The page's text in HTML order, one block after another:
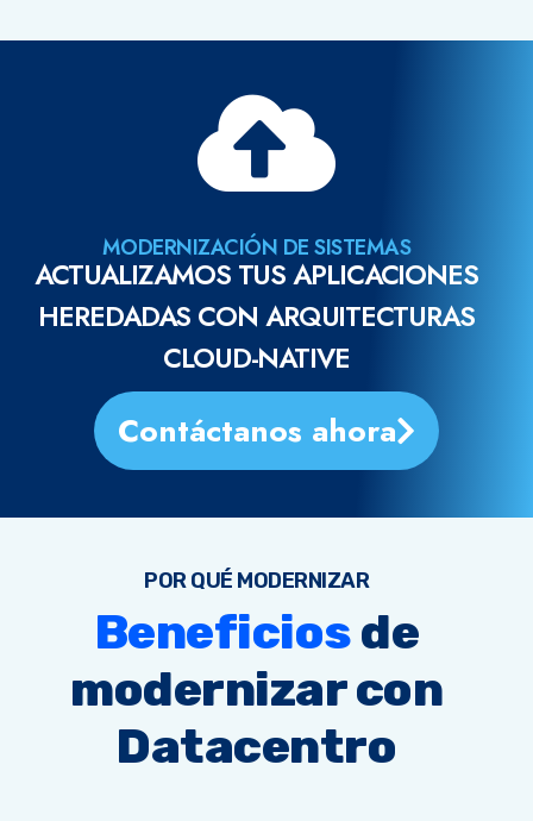
MODERNIZACIÓN DE SISTEMAS
ACTUALIZAMOS TUS APLICACIONES
HEREDADAS CON ARQUITECTURAS
CLOUD-NATIVE
Contáctanos ahora
POR QUÉ MODERNIZAR
Beneficiosde
modernizar con
Datacentro